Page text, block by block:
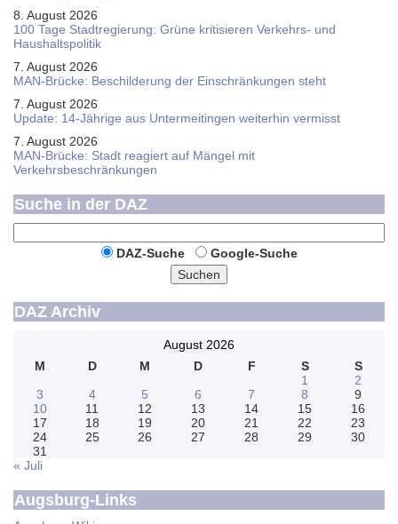
8. August 2026
100 Tage Stadtregierung: Grüne kritisieren Verkehrs- und
Haushaltspolitik
7. August 2026
MAN-Brücke: Beschilderung der Einschränkungen steht
7. August 2026
Update: 14-Jährige aus Untermeitingen weiterhin vermisst
7. August 2026
MAN-Brücke: Stadt reagiert auf Mängel mit
Verkehrsbeschränkungen
Suche in der DAZ
DAZ-Suche
Google-Suche
Suchen
DAZ Archiv
August 2026
M
D M D F S
S
1
2
3
4 5 6 7 8
9
10
11 12 13 14 15
16
17
18 19 20 21 22
23
24
25 26 27 28 29
30
31
« Juli
Augsburg-Links